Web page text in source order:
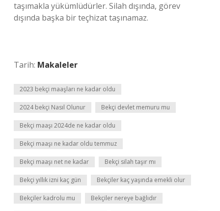
taşımakla yükümlüdürler. Silah dışında, görev
dışında başka bir teçhizat taşınamaz.
Tarih: Makaleler
2023 bekçi maaşları ne kadar oldu
2024 bekçi Nasıl Olunur Bekçi devlet memuru mu
Bekçi maaşı 2024de ne kadar oldu
Bekçi maaşı ne kadar oldu temmuz
Bekçi maaşı net ne kadar Bekçi silah taşır mı
Bekçi yıllık izni kaç gün Bekçiler kaç yaşında emekli olur
Bekçiler kadrolu mu Bekçiler nereye bağlıdır